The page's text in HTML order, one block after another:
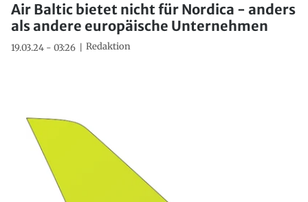
Air Baltic bietet nicht für Nordica - anders
als andere europäische Unternehmen
19.03.24 - 03:26 Redaktion